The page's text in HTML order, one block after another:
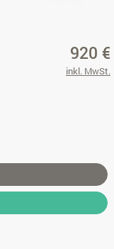
920 €
inkl. MwSt.